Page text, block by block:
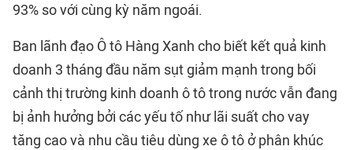
93% so với cùng kỳ năm ngoái.
Ban lãnh đạo Ô tô Hàng Xanh cho biết kết quả kinh
doanh 3 tháng đầu năm sụt giảm mạnh trong bối
cảnh thị trường kinh doanh ô tô trong nước vẫn đang
bị ảnh hưởng bởi các yếu tố như lãi suất cho vay
tăng cao và nhu cầu tiêu dùng xe ô tô ở phân khúc